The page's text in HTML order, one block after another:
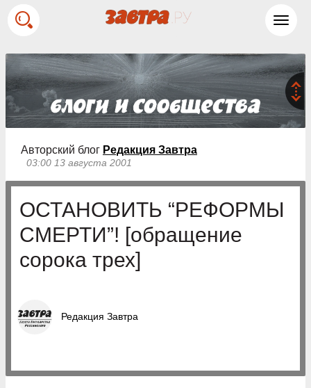
Авторский блог Редакция Завтра
03:00 13 августа 2001
ОСТАНОВИТЬ “РЕФОРМЫ
СМЕРТИ”! [обращение
сорока трех]
Редакция Завтра